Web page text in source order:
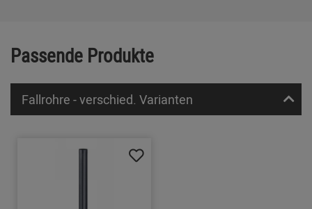
Passende Produkte
Fallrohre - verschied. Varianten